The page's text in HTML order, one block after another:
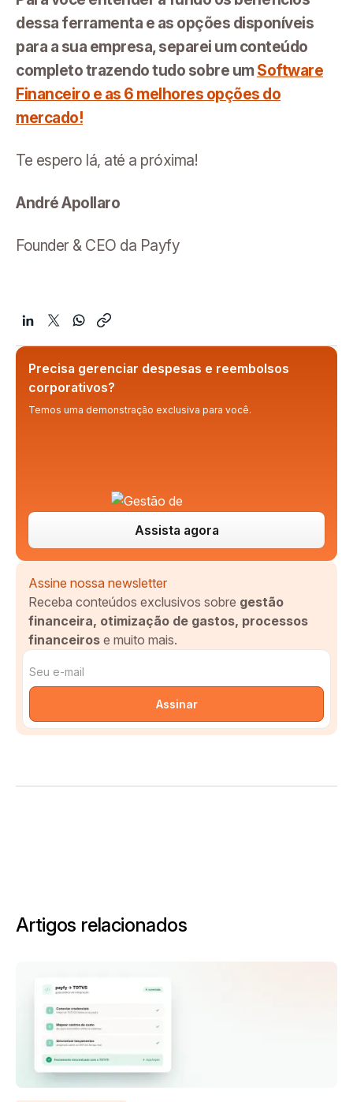
dessa ferramenta e as opções disponíveis
para a sua empresa, separei um conteúdo
completo trazendo tudo sobre umSoftware
Financeiro e as 6 melhores opções do
mercado!
Te espero lá, até a próxima!
André Apollaro
Founder & CEO da Payfy
Precisa gerenciar despesas e reembolsos
corporativos?
Temos uma demonstração exclusiva para você.
Assista agora
Assine nossa newsletter
Receba conteúdos exclusivos sobre gestão
financeira, otimização de gastos, processos
financeiros e muito mais.
Artigos relacionados